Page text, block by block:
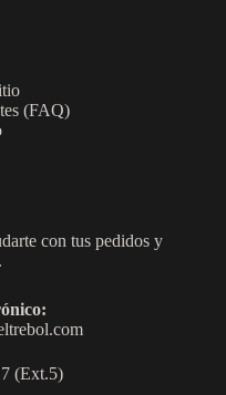
(FAQ)
con tus pedidos y
(Ext.5)